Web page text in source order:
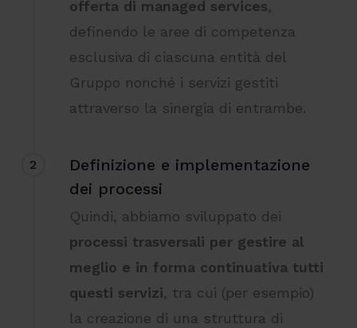
offerta di managed services,
definendo le aree di competenza
esclusiva di ciascuna entità del
Gruppo nonché i servizi gestiti
attraverso la sinergia di entrambe.
2
Definizione e implementazione
dei processi
Quindi, abbiamo sviluppato dei
processi trasversali per gestire al
meglio e in forma continuativa tutti
questi servizi, tra cui (per esempio)
la creazione di una struttura di